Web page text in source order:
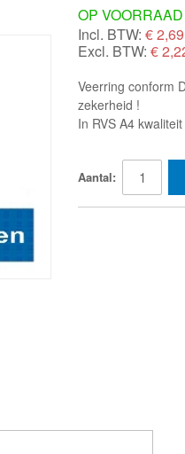
OP VOORRAAD
Incl. BTW: €2,69
Excl. BTW: €
Veerring conform
zekerheid !
In RVS A4 kwaliteit
Aantal: